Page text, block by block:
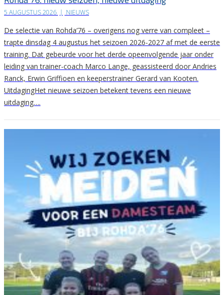
5 AUGUSTUS 2026 | NIEUWS
De selectie van Rohda’76 – overigens nog verre van compleet –
trapte dinsdag 4 augustus het seizoen 2026-2027 af met de eerste
training. Dat gebeurde voor het derde opeenvolgende jaar onder
leiding van trainer-coach Marco Lange, geassisteerd door Andries
Ranck, Erwin Griffioen en keeperstrainer Gerard van Kooten.
UitdagingHet nieuwe seizoen betekent tevens een nieuwe
uitdaging….